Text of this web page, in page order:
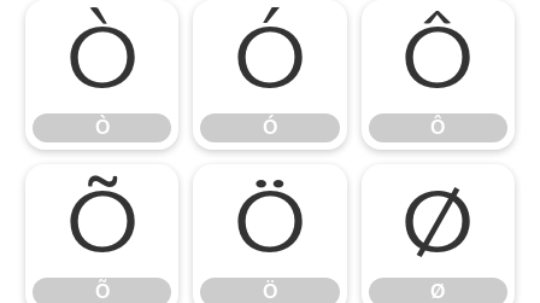
Ò
Ò
Ó
Ó
Ô
Ô
Õ
Õ
Ö
Ö
Ø
Ø